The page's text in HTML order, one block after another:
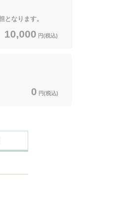
となります。
10,000 円(税込)
0 円(税込)